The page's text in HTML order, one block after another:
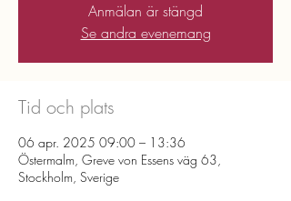
Anmälan är stängd
Se andra evenemang
Tid och plats
06 apr. 2025 09:00 – 13:36
Östermalm, Greve von Essens väg 63,
Stockholm, Sverige